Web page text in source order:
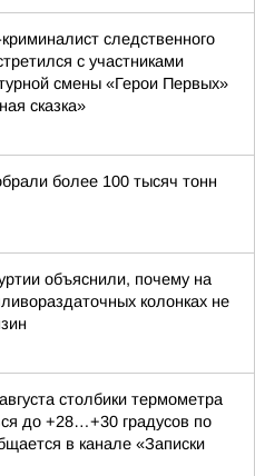
следственного
с участниками
смены «Герои Первых»
сказка»
более 100 тысяч тонн
объяснили, почему на
колонках не
столбики термометра
до +28…+30 градусов по
в канале «Записки